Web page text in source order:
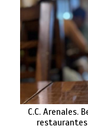
C.C. Arenales.